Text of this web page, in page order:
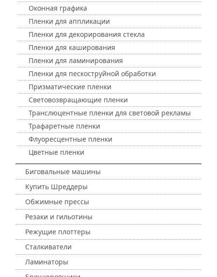
Оконная графика
Пленки для аппликации
Пленки для декорирования стекла
Пленки для каширования
Пленки для ламинирования
Пленки для пескоструйной обработки
Призматические пленки
Световозвращающие пленки
Транслюцентные пленки для световой рекламы
Трафаретные пленки
Флуоресцентные пленки
Цветные пленки
Биговальные машины
Купить Шреддеры
Обжимные прессы
Резаки и гильотины
Режущие плоттеры
Сталкиватели
Ламинаторы